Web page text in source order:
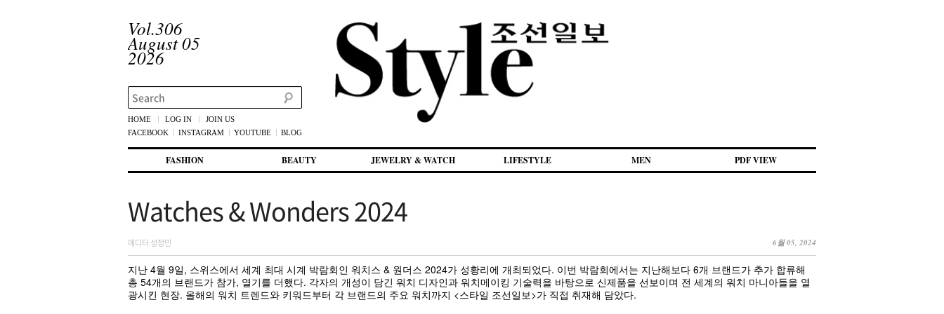
Vol.306
August 05
2026
Search
HOME LOG IN
JOIN US
FACEBOOK
INSTAGRAM YOUTUBE BLOG
첫번째 컨텐츠로 뛰어넘기
두번째 컨텐츠로 뛰어넘기
FASHION BEAUTY JEWELRY & WATCH LIFESTYLE MEN PDF VIEW
Watches & Wonders 2024
6월 05, 2024
에디터 성정민
지난 4월 9일, 스위스에서 세계 최대 시계 박람회인 워치스 & 원더스 2024가 성황리에 개최되었다. 이번 박람회에서는 지난해보다 6개 브랜드가 추가 합류해
총 54개의 브랜드가 참가, 열기를 더했다. 각자의 개성이 담긴 워치 디자인과 워치메이킹 기술력을 바탕으로 신제품을 선보이며 전 세계의 워치 마니아들을 열
광시킨 현장. 올해의 워치 트렌드와 키워드부터 각 브랜드의 주요 워치까지 <스타일 조선일보>가 직접 취재해 담았다.